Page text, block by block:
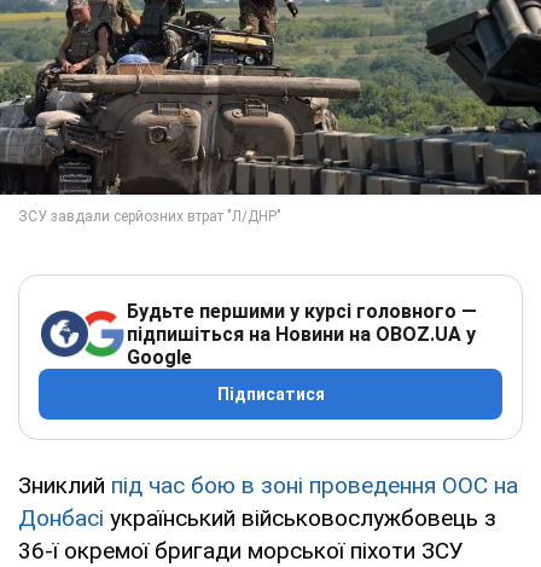
Будьте першими у курсі головного —
підпишіться на Новини на OBOZ.UA у
Google
Підписатися
Зниклий під час бою в зоні проведення ООС на
Донбасі український військовослужбовець з
36-ї окремої бригади морської піхоти ЗСУ